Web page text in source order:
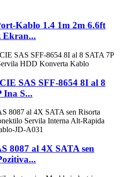
Kablo 1.4 1m 2m 6.6ft
Ekran...
SAS SFF-8654 8I al 8
Ina S...
8087 al 4X SATA sen